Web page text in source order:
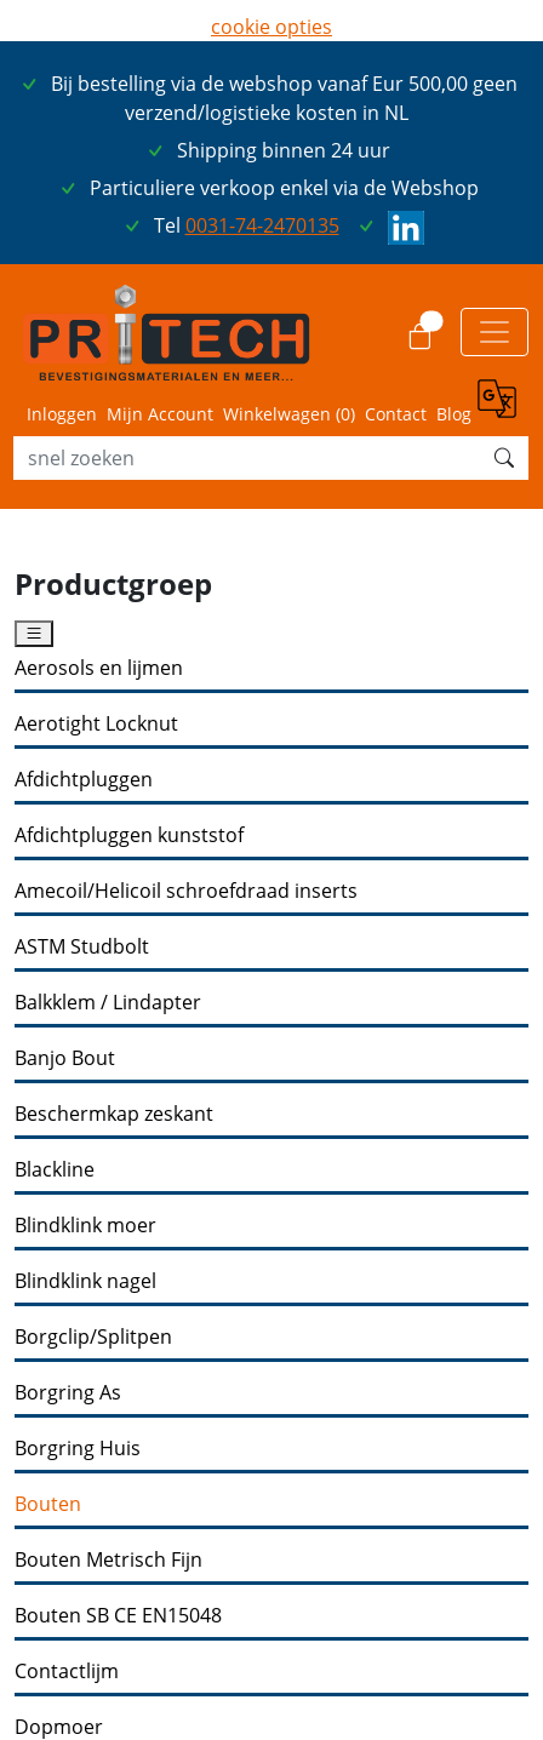
Bij bestelling via de webshop vanaf Eur 500,00 geen
verzend/logistieke kosten in NL
Shipping binnen 24 uur
Particuliere verkoop enkel via de Webshop
Tel 0031-74-2470135
Inloggen Mijn Account Winkelwagen (0) Contact Blog
Productgroep
Aerosols en lijmen
Aerotight Locknut
Afdichtpluggen
Afdichtpluggen kunststof
Amecoil/Helicoil schroefdraad inserts
ASTM Studbolt
Balkklem / Lindapter
Banjo Bout
Beschermkap zeskant
Blackline
Blindklink moer
Blindklink nagel
Borgclip/Splitpen
Borgring As
Borgring Huis
Bouten
Bouten Metrisch Fijn
Bouten SB CE EN15048
Contactlijm
Dopmoer
cookie opties
ik ga akkoord met cookies